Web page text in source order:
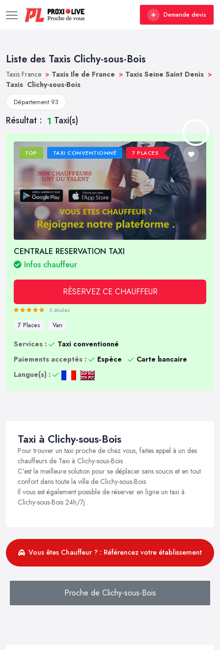
Demande devis
Liste des Taxis Clichy-sous-Bois
Taxis France > Taxis Ile de France > Taxis Seine Saint Denis >
Taxis Clichy-sous-Bois
Département 93
Résultat : 1 Taxi(s)
TOP TAXI CONVENTIONNÉ 7 PLACES
CENTRALE RESERVATION TAXI
Infos chauffeur
RÉSERVEZ CE CHAUFFEUR
5 étoiles
7 Places Van
Services :
Taxi conventionné
Paiements acceptés :
Espèce
Carte bancaire
Langue(s) :
Taxi à Clichy-sous-Bois
Pour trouver un taxi proche de chez vous, faites appel à un des
chauffeurs de Taxi à Clichy-sous-Bois .
C’est la meilleure solution pour se déplacer sans soucis et en tout
confort dans toute la ville de Clichy-sous-Bois.
Il vous est également possible de réserver en ligne un taxi à
Clichy-sous-Bois 24h/7j .
Vous êtes Chauffeur ? : Référencez votre établissement
Proche de Clichy-sous-Bois